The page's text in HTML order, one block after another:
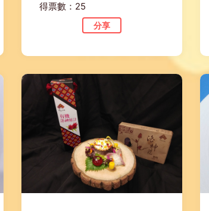
得票數：25
分享